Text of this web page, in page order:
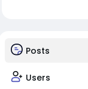
Posts
Users